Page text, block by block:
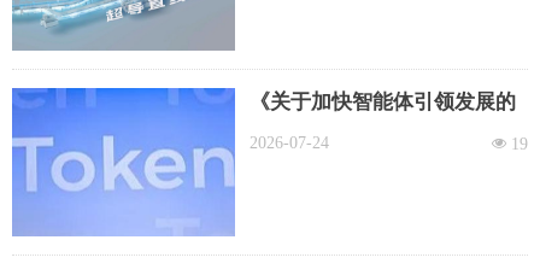
《关于加快智能体引领发展的
若干措施》正式印发
넶 19
2026-07-24